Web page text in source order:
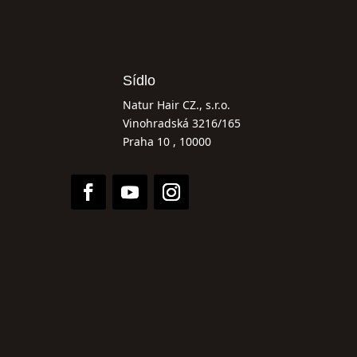
Sídlo
Natur Hair CZ., s.r.o.
Vinohradská 3216/165
Praha 10 , 10000